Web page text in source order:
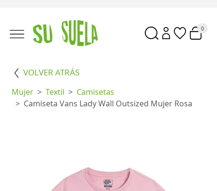
0
VOLVER ATRÁS
Mujer Textil
Camisetas
Camiseta Vans Lady Wall Outsized Mujer Rosa